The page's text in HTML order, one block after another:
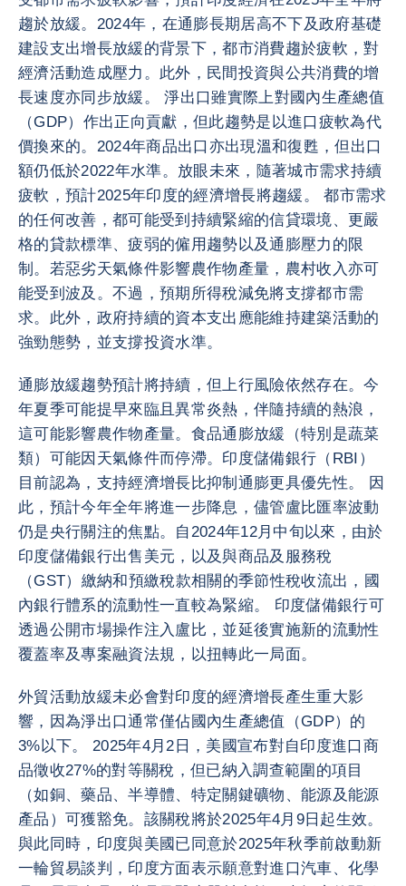
趨於放緩。2024年，在通膨長期居高不下及政府基礎
建設支出增長放緩的背景下，都市消費趨於疲軟，對
經濟活動造成壓力。此外，民間投資與公共消費的增
長速度亦同步放緩。 淨出口雖實際上對國內生產總值
（GDP）作出正向貢獻，但此趨勢是以進口疲軟為代
價換來的。2024年商品出口亦出現溫和復甦，但出口
額仍低於2022年水準。放眼未來，隨著城市需求持續
疲軟，預計2025年印度的經濟增長將趨緩。 都市需求
的任何改善，都可能受到持續緊縮的信貸環境、更嚴
格的貸款標準、疲弱的僱用趨勢以及通膨壓力的限
制。若惡劣天氣條件影響農作物產量，農村收入亦可
能受到波及。不過，預期所得稅減免將支撐都市需
求。此外，政府持續的資本支出應能維持建築活動的
強勁態勢，並支撐投資水準。
通膨放緩趨勢預計將持續，但上行風險依然存在。今
年夏季可能提早來臨且異常炎熱，伴隨持續的熱浪，
這可能影響農作物產量。食品通膨放緩（特別是蔬菜
類）可能因天氣條件而停滯。印度儲備銀行（RBI）
目前認為，支持經濟增長比抑制通膨更具優先性。 因
此，預計今年全年將進一步降息，儘管盧比匯率波動
仍是央行關注的焦點。自2024年12月中旬以來，由於
印度儲備銀行出售美元，以及與商品及服務稅
（GST）繳納和預繳稅款相關的季節性稅收流出，國
內銀行體系的流動性一直較為緊縮。 印度儲備銀行可
透過公開市場操作注入盧比，並延後實施新的流動性
覆蓋率及專案融資法規，以扭轉此一局面。
外貿活動放緩未必會對印度的經濟增長產生重大影
響，因為淨出口通常僅佔國內生產總值（GDP）的
3%以下。 2025年4月2日，美國宣布對自印度進口商
品徵收27%的對等關稅，但已納入調查範圍的項目
（如銅、藥品、半導體、特定關鍵礦物、能源及能源
產品）可獲豁免。該關稅將於2025年4月9日起生效。
與此同時，印度與美國已同意於2025年秋季前啟動新
一輪貿易談判，印度方面表示願意對進口汽車、化學